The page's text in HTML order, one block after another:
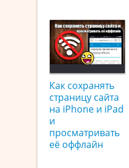
Как сохранять
страницу сайта
на iPhone и iPad
и
просматривать
её оффлайн